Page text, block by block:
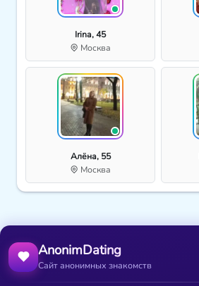
Irina, 45
Москва
Алёна, 55
Москва
AnonimDating
Сайт анонимных знакомств